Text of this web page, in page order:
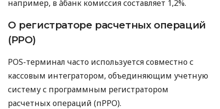
например, в àбанк комиссия составляет 1,2%.
О регистраторе расчетных операций
(РРО)
POS-терминал часто используется совместно с
кассовым интегратором, объединяющим учетную
систему с программным регистратором
расчетных операций (пРРО).